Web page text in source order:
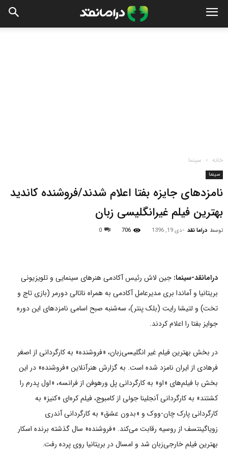
خانه سینما
سینما
نامزدهای جایزه بفتا اعلام شدند/فروشنده کاندید
بهترین فیلم غیرانگلیسی زبان
توسط دراما نقد -دی 19, 1396 706
0
درامانقد-سینما: جین لاش رئیس آکادمی هنرهای سینمایی و تلویزیونی
بریتانیا و آماندا بری مدیرعامل آکادمی به همراه ناتالی دورمر (بازی تاج و
تخت) و لتیشا رایت (بلک پنتر)، سه‌شنبه صبح اسامی نامزدهای این دوره
جوایز بفتا را اعلام کردند.
در بخش بهترین فیلم غیر انگلیسی‌زبان، «فروشنده» به کارگردانی از اصغر
فرهادی از ایران نامزد شده است. به گزارش هنرآنلاین «فروشنده» در این
بخش با فیلم‌های «او» به کارگردانی پل ورهوفن از فرانسه، «اول پدرم را
کشتند» به کارگردانی آنجلینا جولی از کامبوج، فیلم کره‌ای «کنیز» به
کارگردانی پارک چان-ووک و «بدون عشق» به کارگردانی آندری
زویاگینتسف از روسیه رقابت می‌کند. «فروشنده» سال گذشته برنده اسکار
بهترین فیلم خارجی‌زبان شد و امسال در بریتانیا روی پرده رفت.